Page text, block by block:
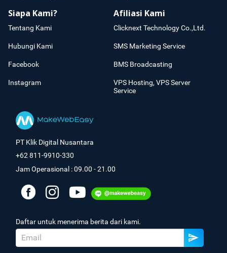
Siapa Kami?
Tentang Kami
Hubungi Kami
Facebook
Instagram
Afiliasi Kami
Clicknext Technology Co.,Ltd.
SMS Marketing Service
BMS Broadcasting
VPS Hosting, VPS Server
Service
PT Klik Digital Nusantara
+62 811-9910-330
Jam Operasional : 09.00 - 21.00
Daftar untuk menerima berita dari kami.